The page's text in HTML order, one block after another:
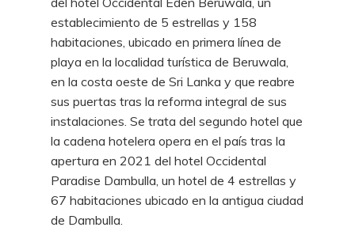
establecimiento de 5 estrellas y 158
habitaciones, ubicado en primera línea de
playa en la localidad turística de Beruwala,
en la costa oeste de Sri Lanka y que reabre
sus puertas tras la reforma integral de sus
instalaciones. Se trata del segundo hotel que
la cadena hotelera opera en el país tras la
apertura en 2021 del hotel Occidental
Paradise Dambulla, un hotel de 4 estrellas y
67 habitaciones ubicado en la antigua ciudad
de Dambulla.